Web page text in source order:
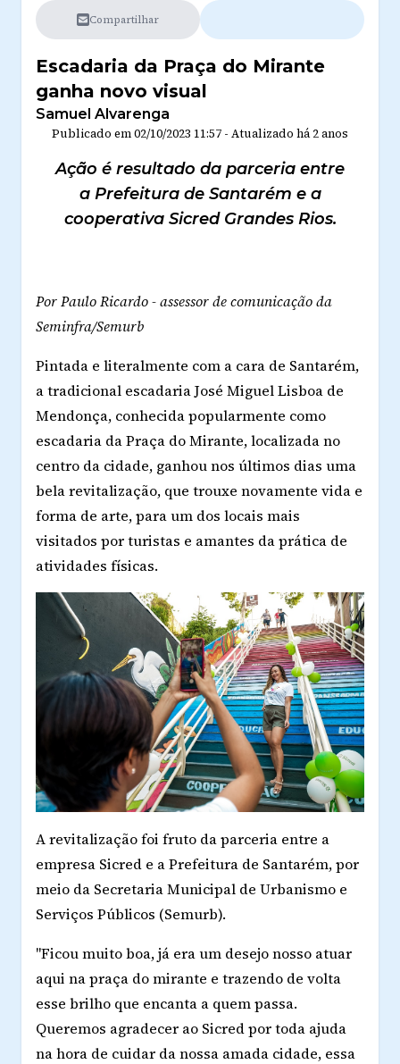
Compartilhar
Escadaria da Praça do Mirante
ganha novo visual
Samuel Alvarenga
Publicado em02/10/2023 11:57 - Atualizado há 2 anos
Ação é resultado da parceria entre
a Prefeitura de Santarém e a
cooperativa Sicred Grandes Rios.
Por Paulo Ricardo - assessor de comunicação da
Seminfra/Semurb
Pintada e literalmente com a cara de Santarém,
a tradicional escadaria José Miguel Lisboa de
Mendonça, conhecida popularmente como
escadaria da Praça do Mirante, localizada no
centro da cidade, ganhou nos últimos dias uma
bela revitalização, que trouxe novamente vida e
forma de arte, para um dos locais mais
visitados por turistas e amantes da prática de
atividades físicas.
A revitalização foi fruto da parceria entre a
empresa Sicred e a Prefeitura de Santarém, por
meio da Secretaria Municipal de Urbanismo e
Serviços Públicos (Semurb).
"Ficou muito boa, já era um desejo nosso atuar
aqui na praça do mirante e trazendo de volta
esse brilho que encanta a quem passa.
Queremos agradecer ao Sicred por toda ajuda
na hora de cuidar da nossa amada cidade, essa